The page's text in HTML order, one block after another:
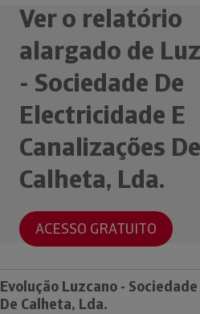
Ver o relatório
alargado de
- Sociedade De
Electricidade E
Canalizações De
Calheta, Lda.
ACESSO GRATUITO
Evolução Luzcano -
De Calheta, Lda.